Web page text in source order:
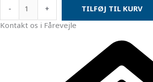
- +
TILFØJ TIL KURV
Kontakt os i Fårevejle